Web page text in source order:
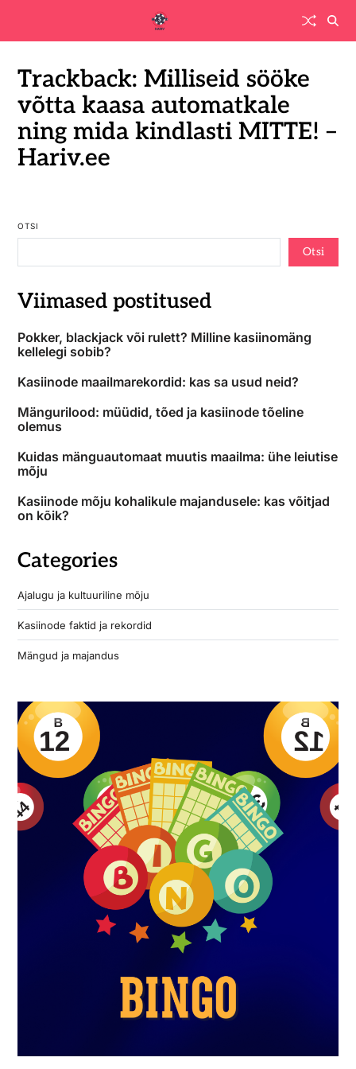
Trackback: Milliseid sööke
võtta kaasa automatkale
ning mida kindlasti MITTE! –
Hariv.ee
OTSI
Otsi
Viimased postitused
Pokker, blackjack või rulett? Milline kasiinomäng
kellelegi sobib?
Kasiinode maailmarekordid: kas sa usud neid?
Mängurilood: müüdid, tõed ja kasiinode tõeline
olemus
Kuidas mänguautomaat muutis maailma: ühe leiutise
mõju
Kasiinode mõju kohalikule majandusele: kas võitjad
on kõik?
Categories
Ajalugu ja kultuuriline mõju
Kasiinode faktid ja rekordid
Mängud ja majandus